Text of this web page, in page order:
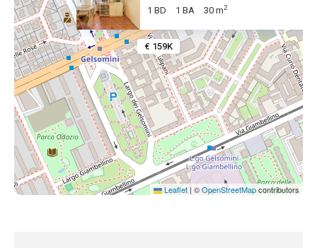
€ 159K
1 BD 1 BA 30 m2
Leaflet | ©OpenStreetMapcontributors